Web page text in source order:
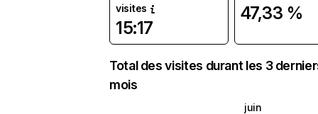
visites
15:17
47,33 %
Total des visites durant les 3
mois
juin